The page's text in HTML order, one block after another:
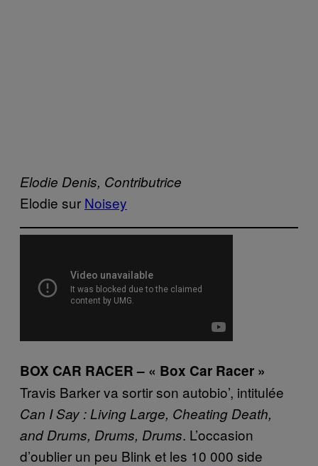
Elodie Denis, Contributrice
Elodie sur Noisey
BOX CAR RACER – « Box Car Racer »
Travis Barker va sortir son autobio’, intitulée
Can I Say : Living Large, Cheating Death,
and Drums, Drums, Drums. L’occasion
d’oublier un peu Blink et les 10 000 side